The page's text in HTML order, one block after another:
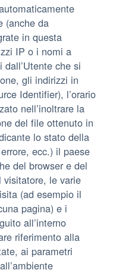
(anche da
in questa
IP o i nomi a
che si
gli indirizzi in
Identifier), l’orario
nell’inoltrare la
del file ottenuto in
lo stato della
ecc.) il paese
del browser e del
le varie
(ad esempio il
pagina) e i
all’interno
riferimento alla
ai parametri